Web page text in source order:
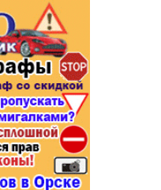
Телекоммуникации и связь
Торговля
Бизнес и финансы